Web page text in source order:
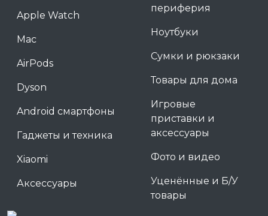
Apple Watch
Mac
AirPods
Dyson
Android смартфоны
Гаджеты и техника
Xiaomi
Аксессуары
периферия
Ноутбуки
Сумки и рюкзаки
Товары для дома
Игровые
приставки и
аксессуары
Фото и видео
Уценённые и Б/У
товары